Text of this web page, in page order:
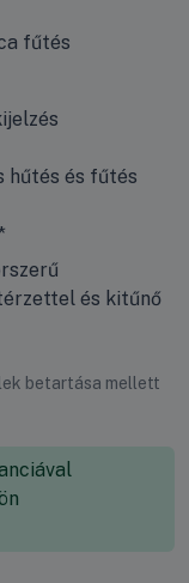
fűtés
hűtés és fűtés
és kitűnő
betartása mellett